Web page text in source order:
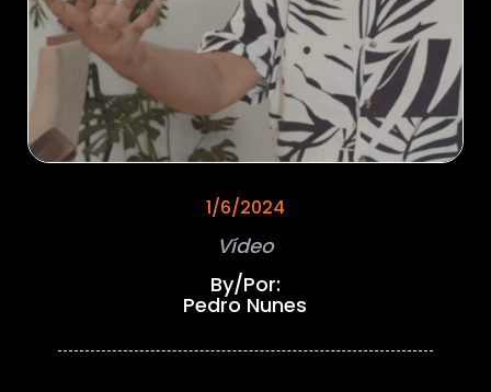
1/6/2024
Vídeo
By/Por:
Pedro Nunes